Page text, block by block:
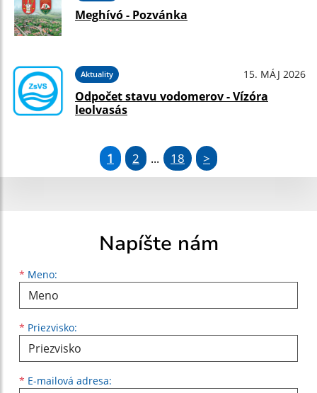
Meghívó - Pozvánka
Aktuality 15. MÁJ 2026
Odpočet stavu vodomerov - Vízóra
leolvasás
1 2 ... 18 >
Napíšte nám
* Meno:
Meno
* Priezvisko:
Priezvisko
* E-mailová adresa:
E-mailová adresa